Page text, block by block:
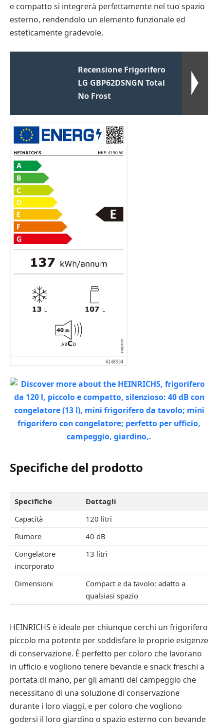
e compatto si integrerà perfettamente nel tuo spazio
esterno, rendendolo un elemento funzionale ed
esteticamente gradevole.
Recensione Frigorifero
LG GBP62DSNGN Total
No Frost
Specifiche del prodotto
Specifiche
Dettagli
Capacità
120 litri
Rumore
40 dB
Congelatore
incorporato
13 litri
Dimensioni
Compact e da tavolo: adatto a
qualsiasi spazio
HEINRICHS è ideale per chiunque cerchi un frigorifero
piccolo ma potente per soddisfare le proprie esigenze
di conservazione. È perfetto per coloro che lavorano
in ufficio e vogliono tenere bevande e snack freschi a
portata di mano, per gli amanti del campeggio che
necessitano di una soluzione di conservazione
durante i loro viaggi, e per coloro che vogliono
godersi il loro giardino o spazio esterno con bevande